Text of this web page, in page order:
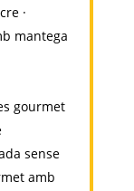
·
mantega
gourmet
sense
amb